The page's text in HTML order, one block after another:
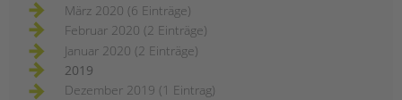
März 2020 (6 Einträge)
Februar 2020 (2 Einträge)
Januar 2020 (2 Einträge)
2019
Dezember 2019 (1 Eintrag)